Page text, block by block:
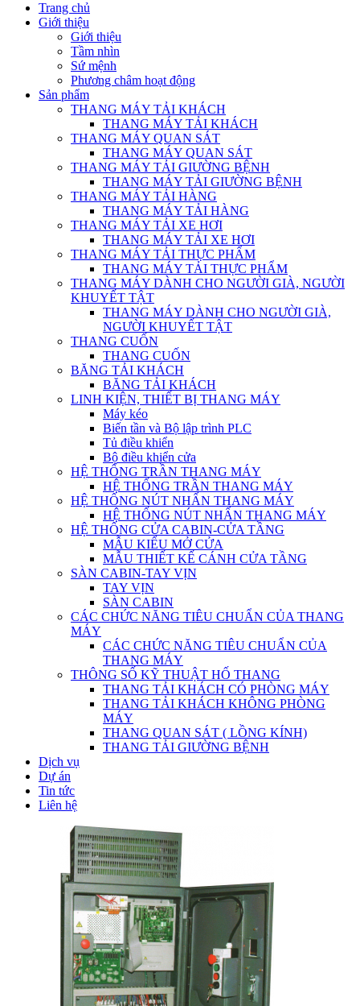
Trang chủ
Giới thiệu
Giới thiệu
Tầm nhìn
Sứ mệnh
Phương châm hoạt động
Sản phẩm
THANG MÁY TẢI KHÁCH
THANG MÁY TẢI KHÁCH
THANG MÁY QUAN SÁT
THANG MÁY QUAN SÁT
THANG MÁY TẢI GIƯỜNG BỆNH
THANG MÁY TẢI GIƯỜNG BỆNH
THANG MÁY TẢI HÀNG
THANG MÁY TẢI HÀNG
THANG MÁY TẢI XE HƠI
THANG MÁY TẢI XE HƠI
THANG MÁY TẢI THỰC PHẨM
THANG MÁY TẢI THỰC PHẨM
THANG MÁY DÀNH CHO NGƯỜI GIÀ, NGƯỜI
KHUYẾT TẬT
THANG MÁY DÀNH CHO NGƯỜI GIÀ,
NGƯỜI KHUYẾT TẬT
THANG CUỐN
THANG CUỐN
BĂNG TẢI KHÁCH
BĂNG TẢI KHÁCH
LINH KIỆN, THIẾT BỊ THANG MÁY
Máy kéo
Biến tần và Bộ lập trình PLC
Tủ điều khiển
Bộ điều khiển cửa
HỆ THỐNG TRẦN THANG MÁY
HỆ THỐNG TRẦN THANG MÁY
HỆ THỐNG NÚT NHẤN THANG MÁY
HỆ THỐNG NÚT NHẤN THANG MÁY
HỆ THỐNG CỬA CABIN-CỬA TẦNG
MẪU KIỂU MỞ CỬA
MẪU THIẾT KẾ CÁNH CỬA TẦNG
SÀN CABIN-TAY VỊN
TAY VỊN
SÀN CABIN
CÁC CHỨC NĂNG TIÊU CHUẨN CỦA THANG
MÁY
CÁC CHỨC NĂNG TIÊU CHUẨN CỦA
THANG MÁY
THÔNG SỐ KỸ THUẬT HỐ THANG
THANG TẢI KHÁCH CÓ PHÒNG MÁY
THANG TẢI KHÁCH KHÔNG PHÒNG
MÁY
THANG QUAN SÁT ( LỒNG KÍNH)
THANG TẢI GIƯỜNG BỆNH
Dịch vụ
Dự án
Tin tức
Liên hệ